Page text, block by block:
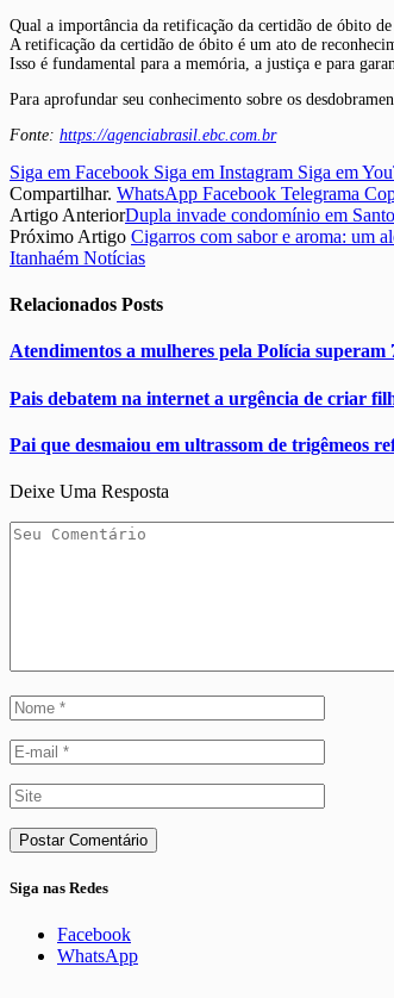
Qual a importância da retificação da certidão de óbito
A retificação da certidão de óbito é um ato de
Isso é fundamental para a memória, a justiça e para
Para aprofundar seu conhecimento sobre os
Fonte: https://agenciabrasil.ebc.com.br
Siga em Facebook Siga em Instagram Siga em
Compartilhar. WhatsApp Facebook Telegrama
Artigo AnteriorDupla invade condomínio em
Próximo Artigo Cigarros com sabor e aroma: um
Itanhaém Notícias
Relacionados Posts
Atendimentos a mulheres pela Polícia superam
Pais debatem na internet a urgência de criar
Pai que desmaiou em ultrassom de trigêmeos
Deixe Uma Resposta
Siga nas Redes
Facebook
WhatsApp